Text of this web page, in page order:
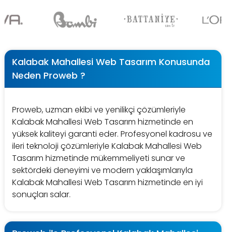
Kalabak Mahallesi Web Tasarım Konusunda
Neden Proweb ?
Proweb, uzman ekibi ve yenilikçi çözümleriyle
Kalabak Mahallesi Web Tasarım hizmetinde en
yüksek kaliteyi garanti eder. Profesyonel kadrosu ve
ileri teknoloji çözümleriyle Kalabak Mahallesi Web
Tasarım hizmetinde mükemmeliyeti sunar ve
sektördeki deneyimi ve modern yaklaşımlarıyla
Kalabak Mahallesi Web Tasarım hizmetinde en iyi
sonuçları salar.